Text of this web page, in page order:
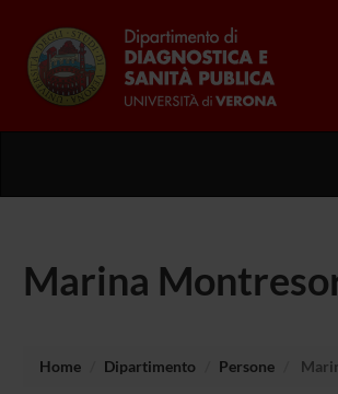
Marina
Home Dipartimento Persone